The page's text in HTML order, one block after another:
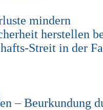
mindern
herstellen
Streit in der
– Beurkundung